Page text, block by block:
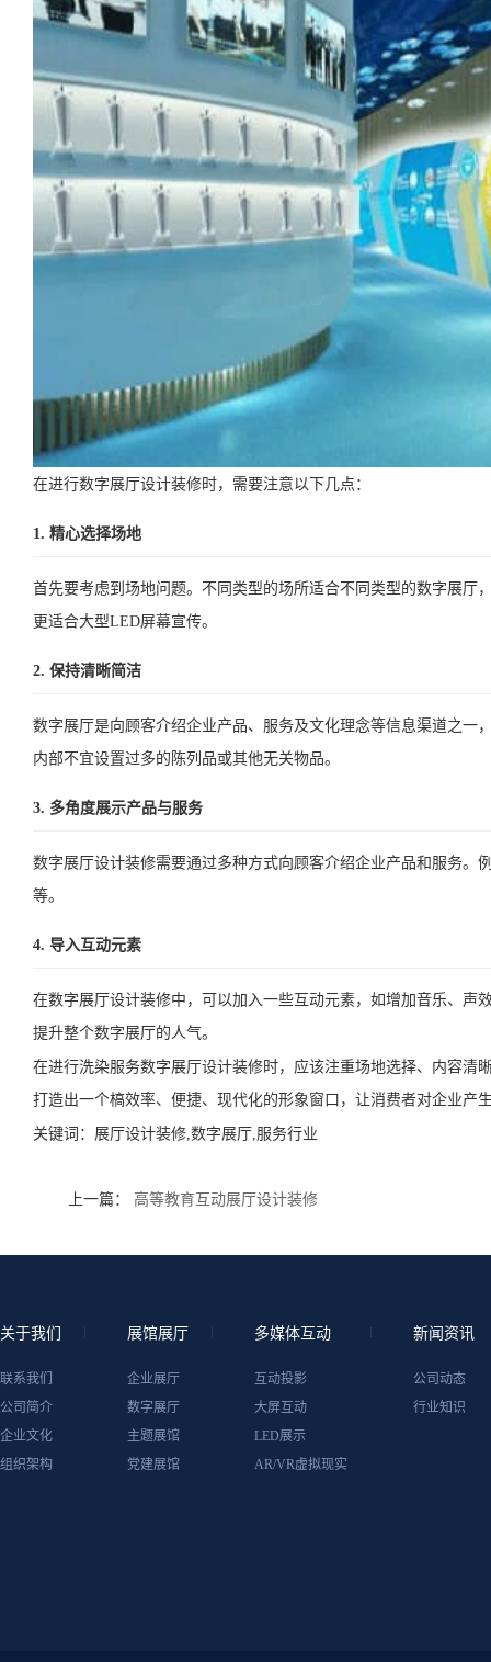
在进行数字展厅设计装修时，需要注意以下几点：
1. 精心选择场地
首先要考虑到场地问题。不同类型的场所适合不同类型的数字展
更适合大型LED屏幕宣传。
2. 保持清晰简洁
数字展厅是向顾客介绍企业产品、服务及文化理念等信息渠道之
内部不宜设置过多的陈列品或其他无关物品。
3. 多角度展示产品与服务
数字展厅设计装修需要通过多种方式向顾客介绍企业产品和服务。
等。
4. 导入互动元素
在数字展厅设计装修中，可以加入一些互动元素，如增加音乐、
提升整个数字展厅的人气。
在进行洗染服务数字展厅设计装修时，应该注重场地选择、内容
打造出一个槁效率、便捷、现代化的形象窗口，让消费者对企业产
关键词： 展厅设计装修,数字展厅,服务行业
上一篇： 高等教育互动展厅设计装修
关于我们
联系我们
公司简介
企业文化
组织架构
展馆展厅
企业展厅
数字展厅
主题展馆
党建展馆
多媒体互动
互动投影
大屏互动
LED展示
AR/VR虚拟现实
新闻资讯
公司动态
行业知识